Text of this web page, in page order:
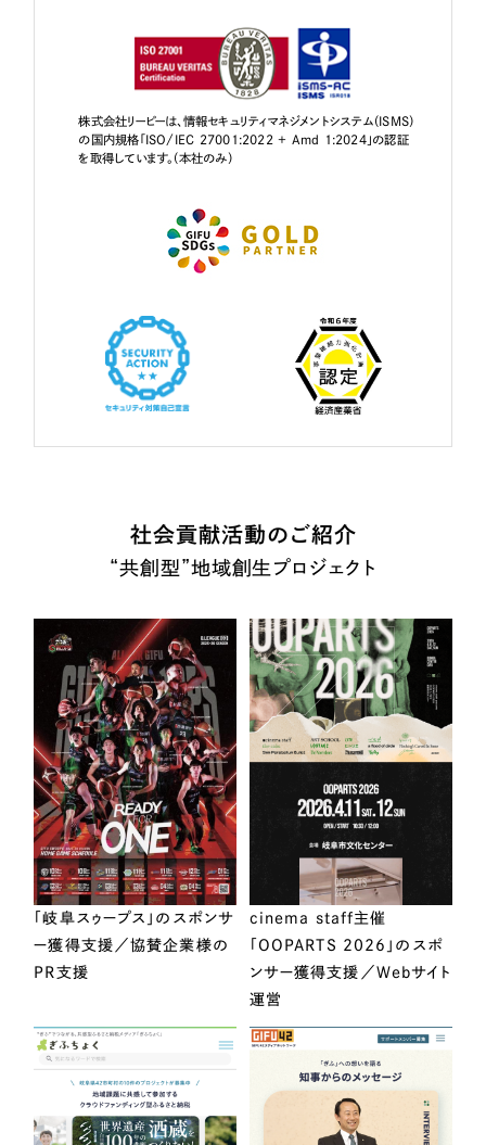
株式会社リーピーは、情報セキュリティマネジメントシステム（ISMS）
の国内規格「ISO/IEC 27001:2022 + Amd 1:2024」の認証
を取得しています。（本社のみ）
社会貢献活動のご紹介
“共創型”地域創生プロジェクト
「岐阜スゥープス」のスポンサ
ー獲得支援／協賛企業様の
PR支援
cinema staff主催
「OOPARTS 2026」のスポ
ンサー獲得支援／Webサイト
運営